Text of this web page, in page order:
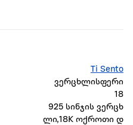
Ti Sento
ვერცხლისფერი
18
925 სინჯის ვერცხ
ლი,18K ოქროთი დ